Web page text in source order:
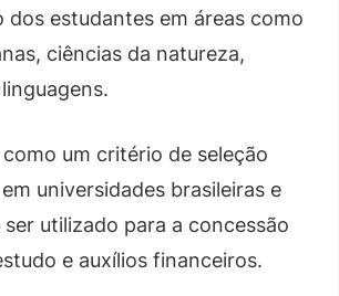
dos estudantes em áreas como
ciências da natureza,
um critério de seleção
universidades brasileiras e
utilizado para a concessão
e auxílios financeiros.